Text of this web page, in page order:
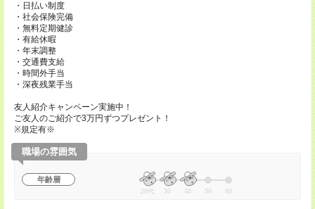
・日払い制度
・社会保険完備
・無料定期健診
・有給休暇
・年末調整
・交通費支給
・時間外手当
・深夜残業手当
友人紹介キャンペーン実施中！
ご友人のご紹介で3万円ずつプレゼント！
※規定有※
職場の雰囲気
年齢層
20代 30 40 50 60